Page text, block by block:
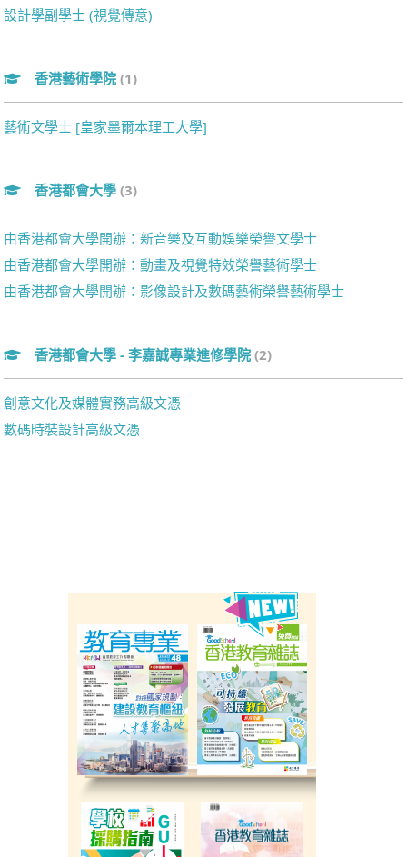
設計學副學士 (視覺傳意)
香港藝術學院 (1)
藝術文學士 [皇家墨爾本理工大學]
香港都會大學 (3)
由香港都會大學開辦：新音樂及互動娛樂榮譽文學士
由香港都會大學開辦：動畫及視覺特效榮譽藝術學士
由香港都會大學開辦：影像設計及數碼藝術榮譽藝術學士
香港都會大學 - 李嘉誠專業進修學院 (2)
創意文化及媒體實務高級文憑
數碼時裝設計高級文憑